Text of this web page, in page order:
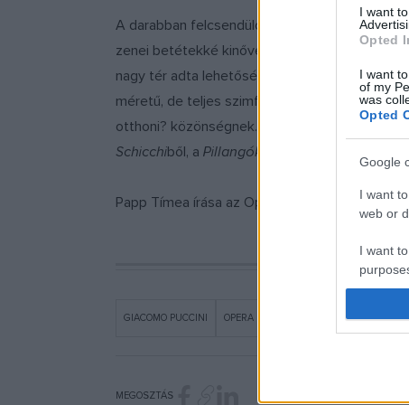
I want
Opted
I want
of my
was
Opted
Google
I want
web or
I want
I want
web or
A darabban felcsendülő Puccini-részletek
zenei betétekké kinőve magukat. Az
nagy tér adta lehetőségekhez igazodva.
méretű, de teljes szimfonikus zenekar utazik,
otthoni? közönségnek. Elhangzanak részletek
Schicchiből, a Pillangókisasszony
Papp Tímea írása az Opera Magazinban jelent
GIACOMO PUCCINI OPERA
MEGOSZTÁS